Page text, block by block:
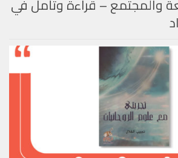
والمجتمع – قراءة وتأمل في